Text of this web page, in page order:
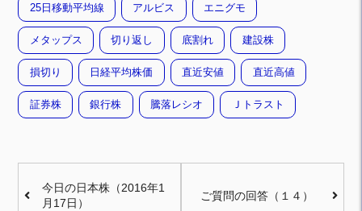
25日移動平均線 アルビス エニグモ
メタップス 切り返し 底割れ 建設株
損切り 日経平均株価 直近安値 直近高値
証券株 銀行株 騰落レシオ Ｊトラスト
今日の日本株（2016年1
月17日）
ご質問の回答（１４）